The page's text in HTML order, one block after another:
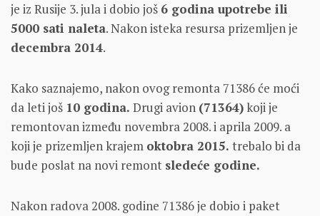
je iz Rusije 3. jula i dobio još 6 godina upotrebe ili
5000 sati naleta. Nakon isteka resursa prizemljen je
decembra 2014.
Kako saznajemo, nakon ovog remonta 71386 će moći
da leti još 10 godina. Drugi avion (71364)koji je
remontovan između novembra 2008. i aprila 2009. a
koji je prizemljen krajem oktobra 2015. trebalo bi da
bude poslat na novi remont sledeće godine.
Nakon radova 2008. godine 71386 je dobio i paket